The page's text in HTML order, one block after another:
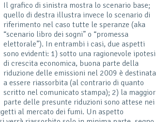
Il grafico di sinistra mostra lo scenario base;
quello di destra illustra invece lo scenario di
riferimento nel caso tutte le speranze (aka
“scenario libro dei sogni” o “promessa
elettorale”). In entrambi i casi, due aspetti
sono evidenti: 1) sotto una ragionevole ipotesi
di crescita economica, buona parte della
riduzione delle emissioni nel 2009 è destinata
a essere riassorbita (al contrario di quanto
scritto nel comunicato stampa); 2) la maggior
parte delle presunte riduzioni sono attese nei
al mercato dei fumi. Un aspetto